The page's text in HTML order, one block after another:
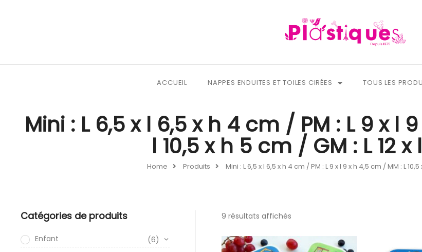
ACCUEIL NAPPES ENDUITES ET TOILES CIRÉES TOUS LES
Home Produits Mini : L 6,5 x l 6,5 x h 4 cm / PM : L 9 x l 9 x h 4,5 cm / MM : L 10,5
Mini : L 6,5 x l 6,5 x h 4 cm / PM : L 9 x l
l 10,5 x h 5 cm / GM : L 12
9 résultats affichés
Catégories de produits
Enfant (6)